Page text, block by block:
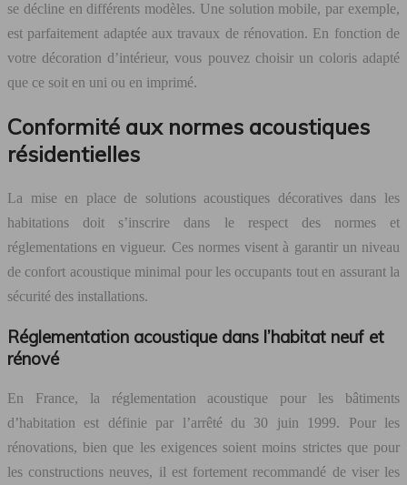
se décline en différents modèles. Une solution mobile, par exemple,
est parfaitement adaptée aux travaux de rénovation. En fonction de
votre décoration d’intérieur, vous pouvez choisir un coloris adapté
que ce soit en uni ou en imprimé.
Conformité aux normes acoustiques
résidentielles
La mise en place de solutions acoustiques décoratives dans les
habitations doit s’inscrire dans le respect des normes et
réglementations en vigueur. Ces normes visent à garantir un niveau
de confort acoustique minimal pour les occupants tout en assurant la
sécurité des installations.
Réglementation acoustique dans l’habitat neuf et
rénové
En France, la réglementation acoustique pour les bâtiments
d’habitation est définie par l’arrêté du 30 juin 1999. Pour les
rénovations, bien que les exigences soient moins strictes que pour
les constructions neuves, il est fortement recommandé de viser les